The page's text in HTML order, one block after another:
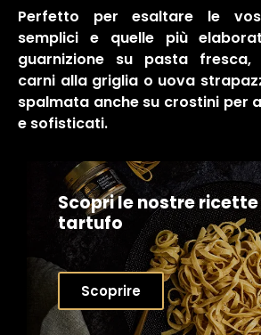
Perfetto per esaltare le
semplici e quelle più
guarnizione su pasta fresca,
carni alla griglia o uova
spalmata anche su crostini per
e sofisticati.
Scopri le nostre
tartufo
Scoprire